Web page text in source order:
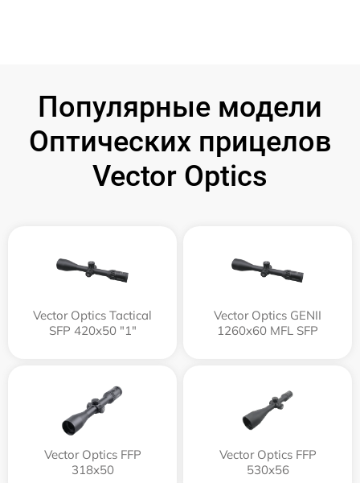
Популярные модели
Оптических прицелов
Vector Optics
Vector Optics Tactical
SFP 420x50 "1"
Vector Optics GENII
1260x60 MFL SFP
Vector Optics FFP
318x50
Vector Optics FFP
530x56